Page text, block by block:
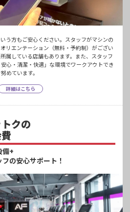
う方もご安心ください。スタッフがマシンの
リエンテーション（無料・予約制）がござい
属している店舗もあります。また、スタッフ
心・清潔・快適」な環境でワークアウトでき
めています。
詳細はこちら
クの
備+
フの安心サポート！